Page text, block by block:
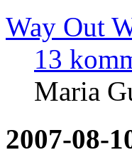
Way Out
13
Maria
2007-08-